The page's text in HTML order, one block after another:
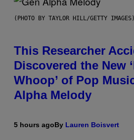
(PHOTO BY TAYLOR HILL/GETTY IMAGES)
This Researcher
Discovered the New
Whoop’ of Pop
Alpha Melody
5 hours agoBy Lauren Boisvert